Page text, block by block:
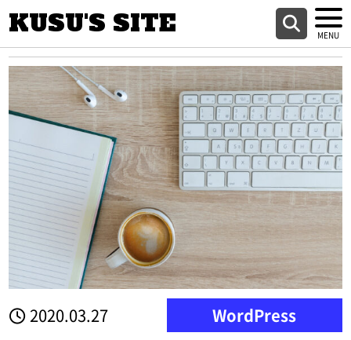
KUSU'S SITE
2020.03.27 WordPress